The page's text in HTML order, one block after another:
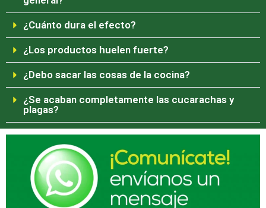
¿Cuánto dura el efecto?
¿Los productos huelen fuerte?
¿Debo sacar las cosas de la cocina?
¿Se acaban completamente las cucarachas y
plagas?